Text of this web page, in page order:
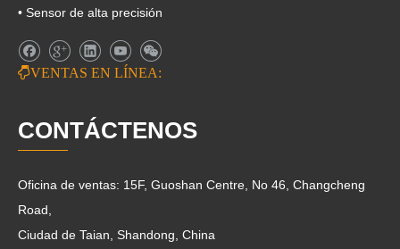
• Sensor de alta precisión
VENTAS EN LÍNEA:
CONTÁCTENOS
Oficina de ventas: 15F, Guoshan Centre, No 46, Changcheng
Road,
Ciudad de Taian, Shandong, China